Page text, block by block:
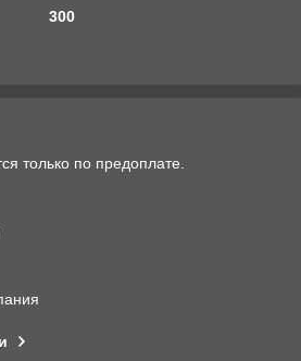
300
только по предоплате.